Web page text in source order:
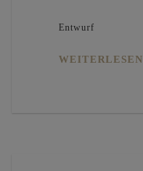
Entwurf
WEITERLESEN